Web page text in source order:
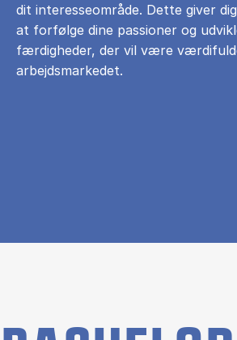
dit interesseområde. Dette giver
at forfølge dine passioner og
færdigheder, der vil være
arbejdsmarkedet.